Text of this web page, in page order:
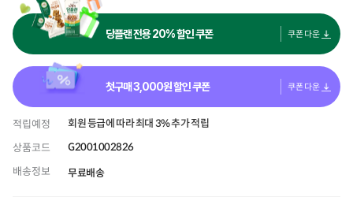
당플랜 전용 20% 할인 쿠폰 쿠폰 다운
첫구매3,000원 할인 쿠폰 쿠폰 다운
적립예정
회원 등급에 따라 최대 3% 추가 적립
상품코드
G2001002826
배송정보
무료배송